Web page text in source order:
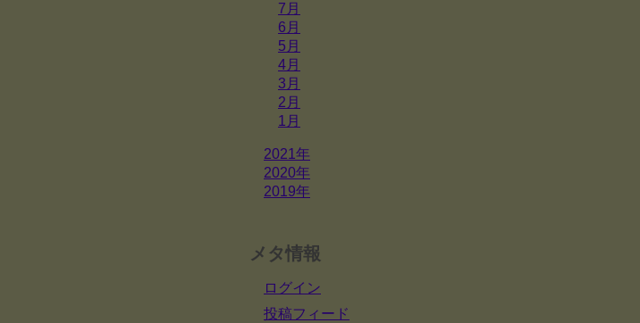
7月
6月
5月
4月
3月
2月
1月
2021年
2020年
2019年
メタ情報
ログイン
投稿フィード